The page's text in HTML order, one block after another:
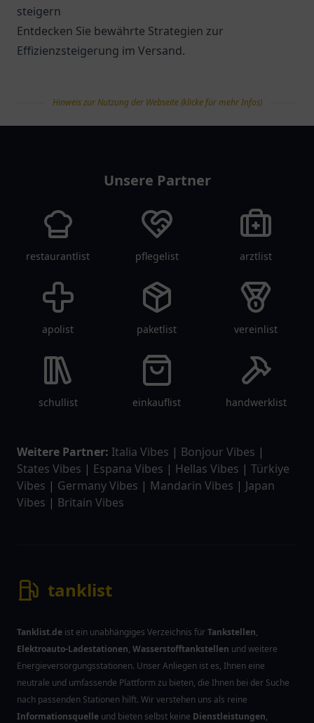
steigern
Entdecken Sie bewährte Strategien zur
Effizienzsteigerung im Versand.
Hinweis zur Nutzung der Webseite (klicke für mehr Infos)
Unsere Partner
restaurantlist pflegelist arztlist
apolist paketlist vereinlist
schullist einkauflist handwerklist
Weitere Partner: Italia Vibes | Bonjour Vibes |
States Vibes | Espana Vibes | Hellas Vibes | Türkiye
Vibes | Germany Vibes | Mandarin Vibes | Japan
Vibes | Britain Vibes
tanklist
Tanklist.de ist ein unabhängiges Verzeichnis fürTankstellen,
Elektroauto-Ladestationen, Wasserstofftankstellen und weitere
Energieversorgungsstationen. Unser Anliegen ist es, Ihnen eine
neutrale und umfassende Plattform zu bieten, die Ihnen bei der Suche
nach passenden Stationen hilft. Wir verstehen uns als reine
Informationsquelle und bieten selbst keine Dienstleistungen,